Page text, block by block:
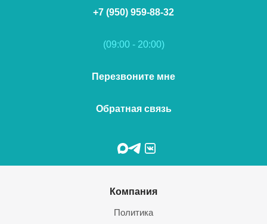
+7 (950) 959-88-32
(09:00 - 20:00)
Перезвоните мне
Обратная связь
Компания
Политика